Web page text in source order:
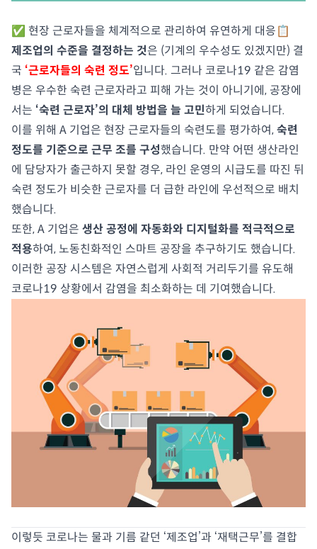
✅ 현장 근로자들을 체계적으로 관리하여 유연하게 대응📋
제조업의 수준을 결정하는 것은 (기계의 우수성도 있겠지만) 결
국 ‘근로자들의 숙련 정도’입니다. 그러나 코로나19 같은 감염
병은 우수한 숙련 근로자라고 피해 가는 것이 아니기에, 공장에
서는 ‘숙련 근로자’의 대체 방법을 늘 고민하게 되었습니다.
이를 위해 A 기업은 현장 근로자들의 숙련도를 평가하여,숙련
정도를 기준으로 근무 조를 구성했습니다. 만약 어떤 생산라인
에 담당자가 출근하지 못할 경우, 라인 운영의 시급도를 따진 뒤
숙련 정도가 비슷한 근로자를 더 급한 라인에 우선적으로 배치
했습니다.
또한, A 기업은 생산 공정에 자동화와 디지털화를 적극적으로
적용하여, 노동친화적인 스마트 공장을 추구하기도 했습니다.
이러한 공장 시스템은 자연스럽게 사회적 거리두기를 유도해
코로나19 상황에서 감염을 최소화하는 데 기여했습니다.
이렇듯 코로나는 물과 기름 같던 ‘제조업’과 ‘재택근무’를 결합